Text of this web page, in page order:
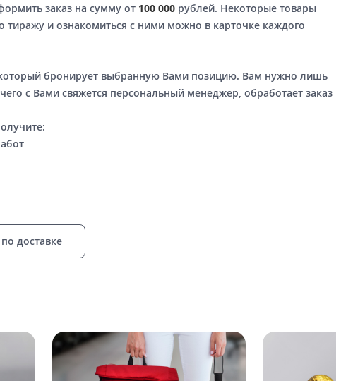
заказ на сумму от 100 000рублей. Некоторые товары
тиражу и ознакомиться с ними можно в карточке каждого
бронирует выбранную Вами позицию. Вам нужно лишь
с Вами свяжется персональный менеджер, обработает заказ
доставке